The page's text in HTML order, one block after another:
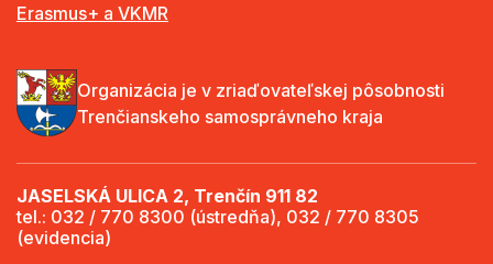
Erasmus+ a VKMR
Organizácia je v zriaďovateľskej pôsobnosti
Trenčianskeho samosprávneho kraja
JASELSKÁ ULICA 2, Trenčín 911 82
tel.: 032 / 770 8300 (ústredňa), 032 / 770 8305
(evidencia)